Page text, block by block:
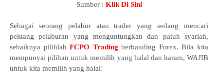
Sumber : Klik Di Sini
Sebagai seorang pelabur atau trader yang sedang mencari
peluang pelaburan yang menguntungkan dan patuh syariah,
sebaiknya pilihlahFCPO Trading berbanding Forex. Bila kita
mempunyai pilihan untuk memilih yang halal dan haram, WAJIB
untuk kita memilih yang halal!